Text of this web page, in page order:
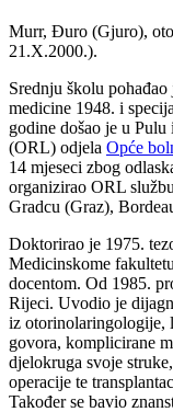
Murr, Đuro (Gjuro),
21.X.2000.).
Srednju školu
medicine 1948. i
godine došao je u
(ORL) odjela Opće
14 mjeseci zbog
organizirao ORL
Gradcu (Graz),
Doktorirao je 1975.
Medicinskome
docentom. Od 1985.
Rijeci. Uvodio je
iz otorinolaringologije,
govora, komplicirane
djelokruga svoje
operacije te
Također se bavio